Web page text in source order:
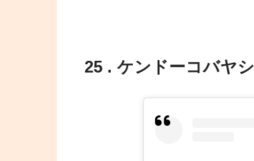
25 . ケンドーコバヤシ